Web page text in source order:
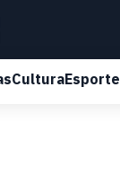
CulturaEsporte